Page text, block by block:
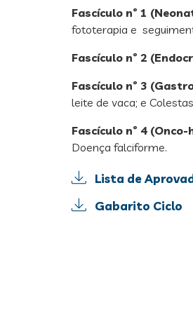
Fascículo nº 1
fototerapia e
Fascículo nº 2
Fascículo nº 3
leite de vaca; e
Fascículo nº 4
Doença falciforme.
Lista de
Gabarito Ciclo